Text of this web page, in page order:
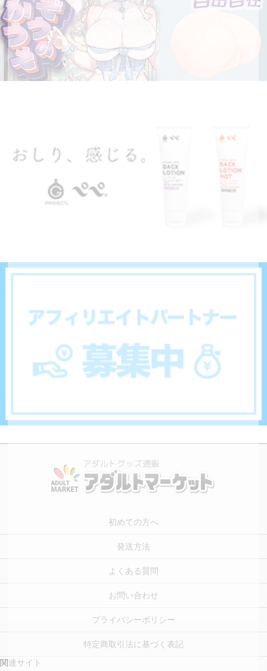
初めての方へ
発送方法
よくある質問
お問い合わせ
プライバシーポリシー
特定商取引法に基づく表記
関連サイト